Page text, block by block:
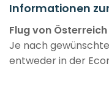
Informationen
Flug von
Je nach
entweder in der